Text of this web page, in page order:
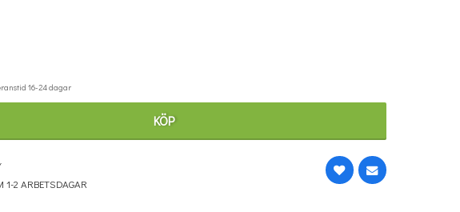
16-24 dagar
KÖP
2 ARBETSDAGAR